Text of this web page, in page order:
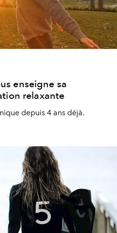
enseigne sa
relaxante
depuis 4 ans déjà.